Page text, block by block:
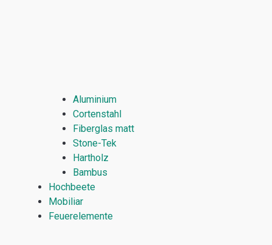
Aluminium
Cortenstahl
Fiberglas matt
Stone-Tek
Hartholz
Bambus
Hochbeete
Mobiliar
Feuerelemente